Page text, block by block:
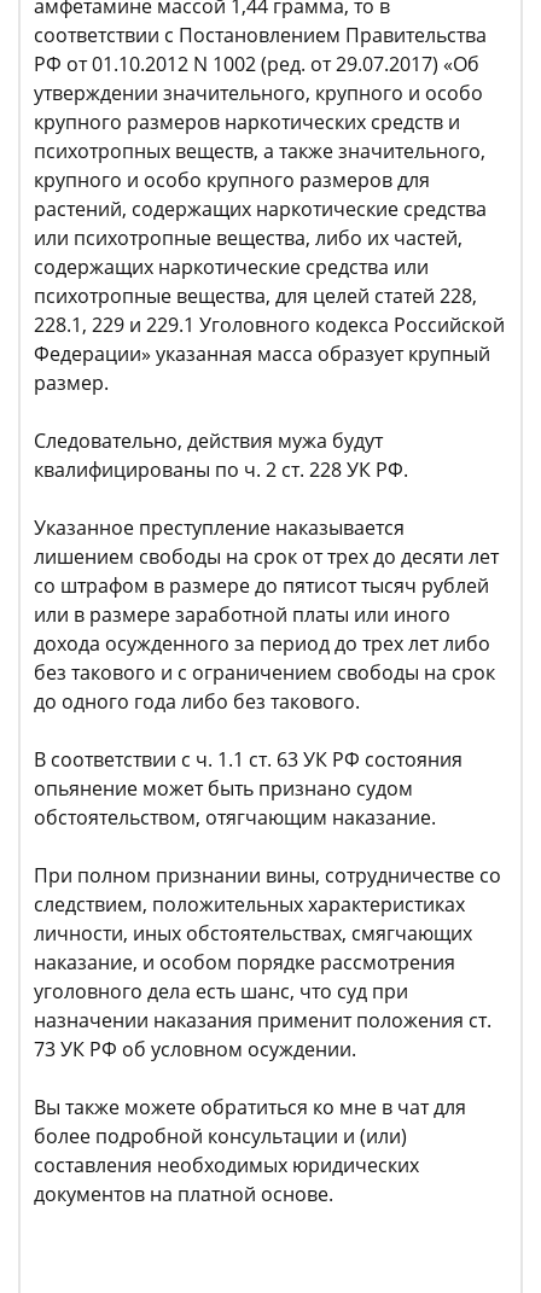
амфетамине массой 1,44 грамма, то в
соответствии с Постановлением Правительства
РФ от 01.10.2012 N 1002 (ред. от 29.07.2017) «Об
утверждении значительного, крупного и особо
крупного размеров наркотических средств и
психотропных веществ, а также значительного,
крупного и особо крупного размеров для
растений, содержащих наркотические средства
или психотропные вещества, либо их частей,
содержащих наркотические средства или
психотропные вещества, для целей статей 228,
228.1, 229 и 229.1 Уголовного кодекса Российской
Федерации» указанная масса образует крупный
размер.
Следовательно, действия мужа будут
квалифицированы по ч. 2 ст. 228 УК РФ.
Указанное преступление наказывается
лишением свободы на срок от трех до десяти лет
со штрафом в размере до пятисот тысяч рублей
или в размере заработной платы или иного
дохода осужденного за период до трех лет либо
без такового и с ограничением свободы на срок
до одного года либо без такового.
В соответствии с ч. 1.1 ст. 63 УК РФ состояния
опьянение может быть признано судом
обстоятельством, отягчающим наказание.
При полном признании вины, сотрудничестве со
следствием, положительных характеристиках
личности, иных обстоятельствах, смягчающих
наказание, и особом порядке рассмотрения
уголовного дела есть шанс, что суд при
назначении наказания применит положения ст.
73 УК РФ об условном осуждении.
Вы также можете обратиться ко мне в чат для
более подробной консультации и (или)
составления необходимых юридических
документов на платной основе.